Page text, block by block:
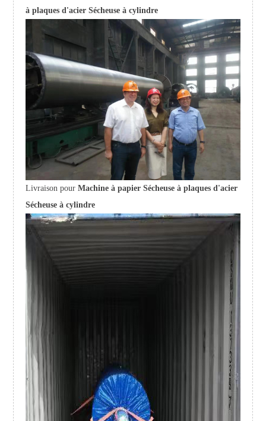
à plaques d'acier Sécheuse à cylindre
Livraison pourMachine à papier Sécheuse à plaques d'acier
Sécheuse à cylindre